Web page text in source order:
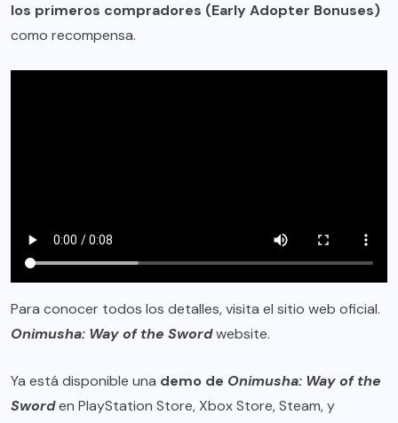
los primeros compradores (Early Adopter Bonuses)
como recompensa.
Para conocer todos los detalles, visita el sitio web oficial.
Onimusha: Way of the Swordwebsite.
Ya está disponible una demo de Onimusha: Way of the
Sworden PlayStation Store, Xbox Store,Steam, y